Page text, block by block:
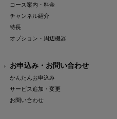
コース案内・料金
チャンネル紹介
特長
オプション・周辺機器
お申込み・お問い合わせ
かんたんお申込み
サービス追加・変更
お問い合わせ